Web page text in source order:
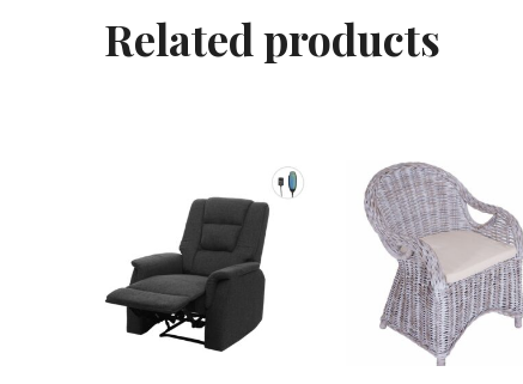
Related products